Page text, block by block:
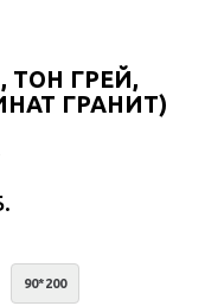
ТОН ГРЕЙ,
ГРАНИТ)
90*200